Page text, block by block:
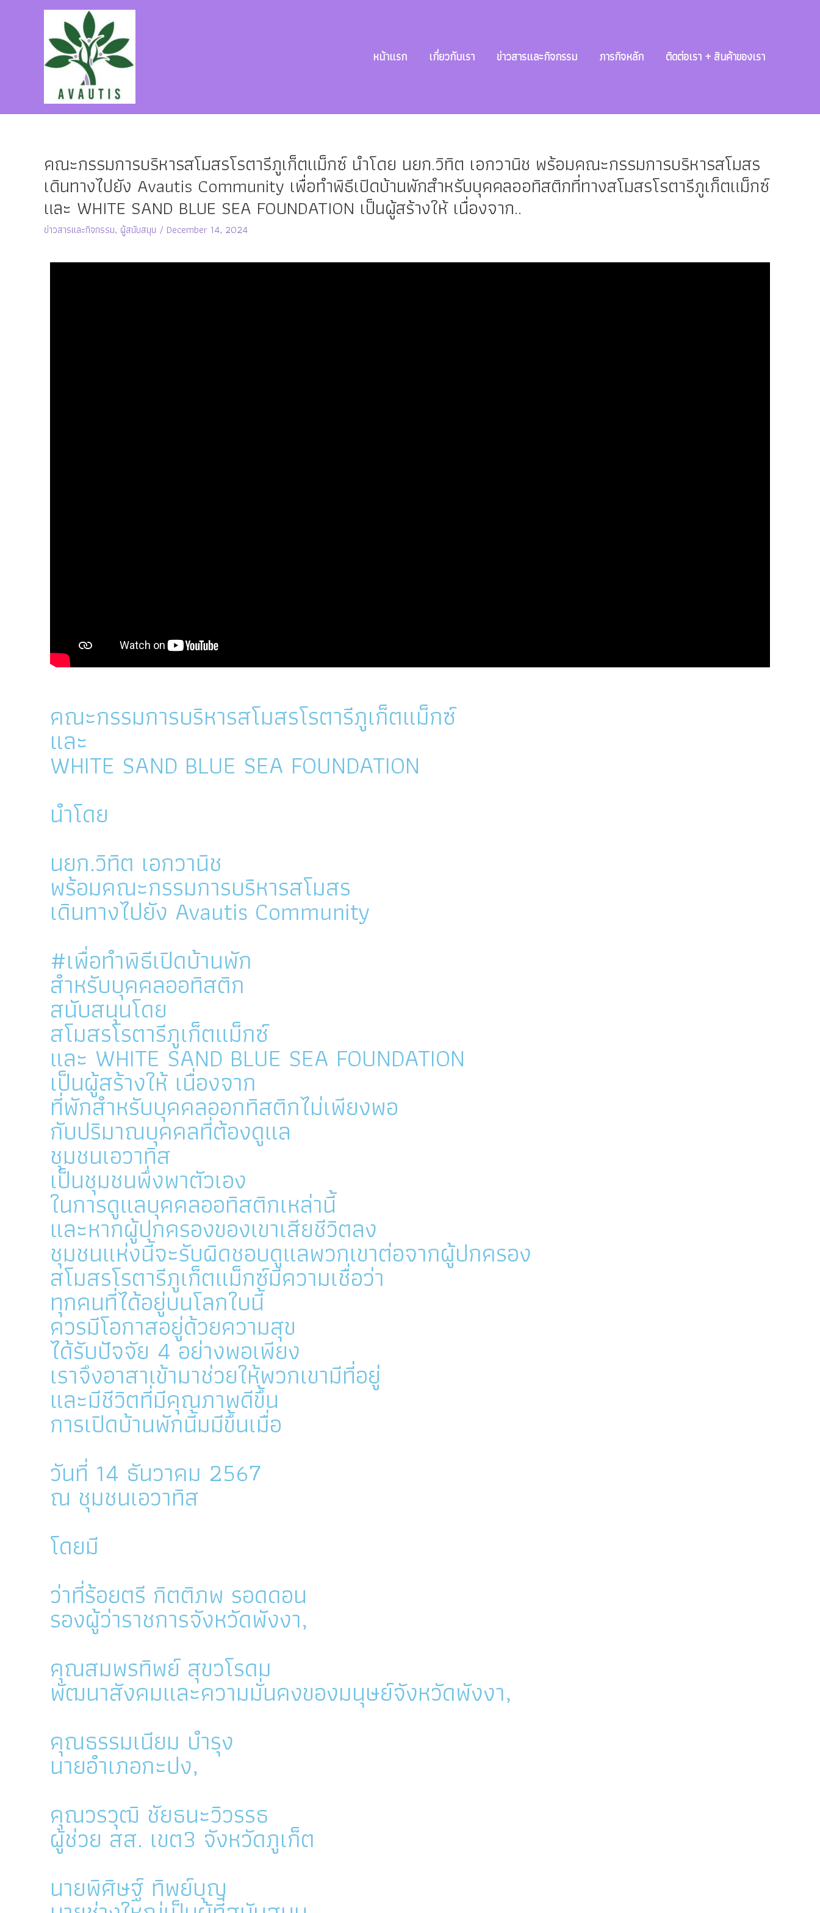
หน้าแรก เกี่ยวกับเรา ข่าวสารและกิจกรรม ภารกิจหลัก ติดต่อเรา + สินค้าของเรา
คณะกรรมการบริหารสโมสรโรตารีภูเก็ตแม็กซ์ นำโดย นยก.วิทิต เอกวานิช พร้อมคณะกรรมการบริหารสโมสร
เดินทางไปยัง Avautis Community เพื่อทำพิธีเปิดบ้านพักสำหรับบุคคลออทิสติกที่ทางสโมสรโรตารีภูเก็ตแม็กซ์
และ WHITE SAND BLUE SEA FOUNDATION เป็นผู้สร้างให้ เนื่องจาก..
ข่าวสารและกิจกรรม, ผู้สนับสนุน / December 14, 2024
คณะกรรมการบริหารสโมสรโรตารีภูเก็ตแม็กซ์
และ
WHITE SAND BLUE SEA FOUNDATION
นำโดย
นยก.วิทิต เอกวานิช
พร้อมคณะกรรมการบริหารสโมสร
เดินทางไปยัง Avautis Community
#เพื่อทำพิธีเปิดบ้านพัก
สำหรับบุคคลออทิสติก
สนับสนุนโดย
สโมสรโรตารีภูเก็ตแม็กซ์
และ WHITE SAND BLUE SEA FOUNDATION
เป็นผู้สร้างให้ เนื่องจาก
ที่พักสำหรับบุคคลออกทิสติกไม่เพียงพอ
กับปริมาณบุคคลที่ต้องดูแล
ชุมชนเอวาทิส
เป็นชุมชนพึ่งพาตัวเอง
ในการดูแลบุคคลออทิสติกเหล่านี้
และหากผู้ปกครองของเขาเสียชีวิตลง
ชุมชนแห่งนี้จะรับผิดชอบดูแลพวกเขาต่อจากผู้ปกครอง
สโมสรโรตารีภูเก็ตแม็กซ์มีความเชื่อว่า
ทุกคนที่ได้อยู่บนโลกใบนี้
ควรมีโอกาสอยู่ด้วยความสุข
ได้รับปัจจัย 4 อย่างพอเพียง
เราจึงอาสาเข้ามาช่วยให้พวกเขามีที่อยู่
และมีชีวิตที่มีคุณภาพดีขึ้น
การเปิดบ้านพักนี้มมีขึ้นเมื่อ
วันที่ 14 ธันวาคม 2567
ณ ชุมชนเอวาทิส
โดยมี
ว่าที่ร้อยตรี กิตติภพ รอดดอน
รองผู้ว่าราชการจังหวัดพังงา,
คุณสมพรทิพย์ สุขวโรดม
พัฒนาสังคมและความมั่นคงของมนุษย์จังหวัดพังงา,
คุณธรรมเนียม บำรุง
นายอำเภอกะปง,
คุณวรวุฒิ ชัยธนะวิวรรธ
ผู้ช่วย สส. เขต3 จังหวัดภูเก็ต
นายพิศิษฐ์ ทิพย์บุญ